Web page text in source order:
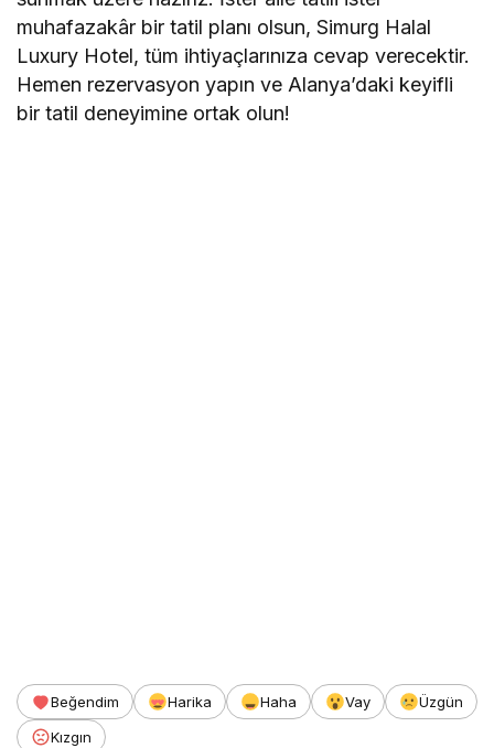
muhafazakâr bir tatil planı olsun, Simurg Halal
Luxury Hotel, tüm ihtiyaçlarınıza cevap verecektir.
Hemen rezervasyon yapın ve Alanya’daki keyifli
bir tatil deneyimine ortak olun!
Beğendim Harika Haha Vay
Üzgün
Kızgın